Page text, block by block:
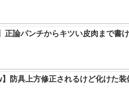
正論パンチからキツい皮肉まで書
】防具上方修正されるけど化けた装